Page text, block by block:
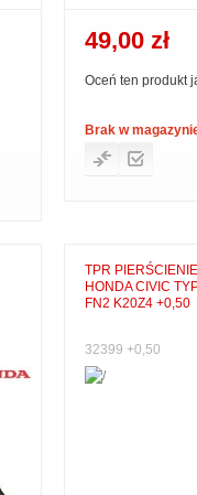
49,00 zł
Oceń ten produkt
Brak w
TPR
HONDA CIVIC
FN2 K20Z4 +0,50
32399 +0,50